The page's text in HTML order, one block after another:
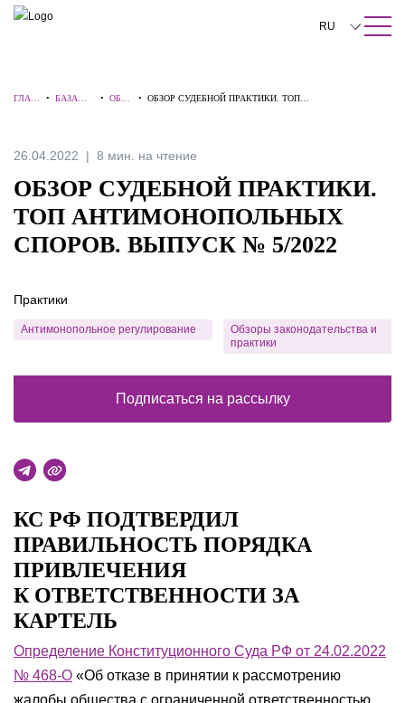
ПОИСК ПО САЙТУ Закрыть
RU
Italiano
ГЛАВ
•БАЗА
•ОБЗО
•ОБЗОР СУДЕБНОЙ ПРАКТИКИ. ТОП
26.04.2022 8 мин. на чтение
ОБЗОР СУДЕБНОЙ ПРАКТИКИ.
ТОП АНТИМОНОПОЛЬНЫХ
СПОРОВ. ВЫПУСК № 5/2022
КС РФ ПОДТВЕРДИЛ
ПРАВИЛЬНОСТЬ ПОРЯДКА
ПРИВЛЕЧЕНИЯ
К ОТВЕТСТВЕННОСТИ ЗА
КАРТЕЛЬ
Определение Конституционного Суда РФ от 24.02.2022
№ 468-О «Об отказе в принятии к рассмотрению
жалобы общества с ограниченной ответственностью
Практики
Антимонопольное регулирование
Обзоры законодательства и
практики
Подписаться на рассылку